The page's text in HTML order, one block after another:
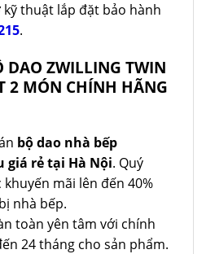
thuật lắp đặt bảo hành
.
ZWILLING TWIN
2 MÓN CHÍNH HÃNG
bộ dao nhà bếp
rẻ tại Hà Nội. Quý
mãi lên đến 40%
nhà bếp.
toàn yên tâm với chính
24 tháng cho sản phẩm.